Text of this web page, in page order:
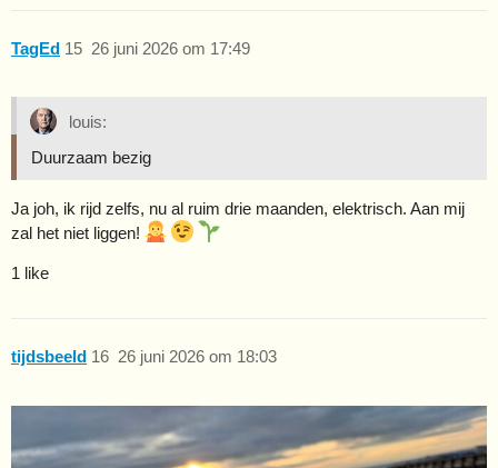
TagEd 26 juni 2026 om 17:49
15
louis:
Duurzaam bezig
Ja joh, ik rijd zelfs, nu al ruim drie maanden, elektrisch. Aan mij
zal het niet liggen!
1 like
tijdsbeeld 26 juni 2026 om 18:03
16